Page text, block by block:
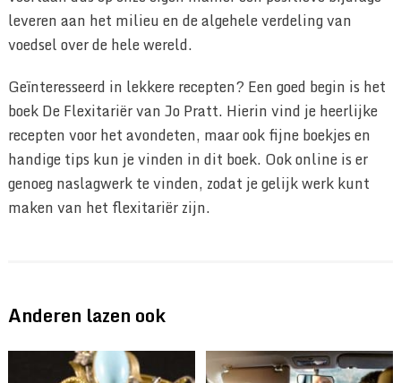
leveren aan het milieu en de algehele verdeling van
voedsel over de hele wereld.
Geïnteresseerd in lekkere recepten? Een goed begin is het
boek De Flexitariër van Jo Pratt. Hierin vind je heerlijke
recepten voor het avondeten, maar ook fijne boekjes en
handige tips kun je vinden in dit boek. Ook online is er
genoeg naslagwerk te vinden, zodat je gelijk werk kunt
maken van het flexitariër zijn.
Anderen lazen ook